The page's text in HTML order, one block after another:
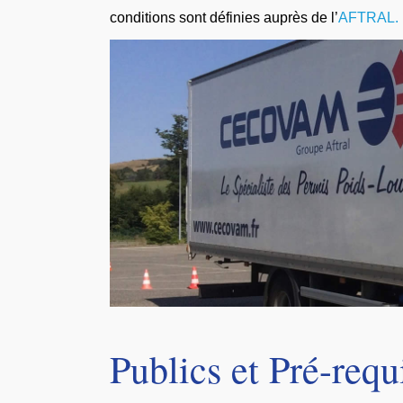
conditions sont définies auprès de l’AFTRAL.
Publics et Pré-